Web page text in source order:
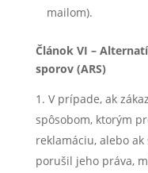
mailom).
Článok VI –
sporov (ARS)
V prípade, ak
spôsobom, ktorým
reklamáciu, alebo
porušil jeho práva,